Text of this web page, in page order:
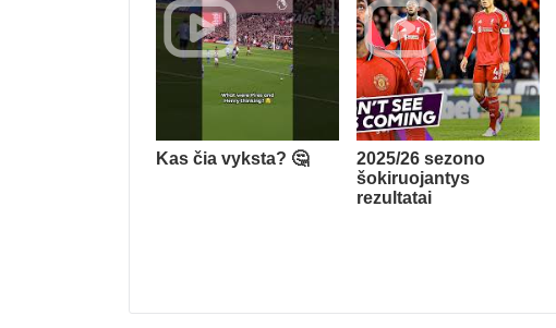
Kas čia vyksta? 🤔
2025/26 sezono
šokiruojantys
rezultatai